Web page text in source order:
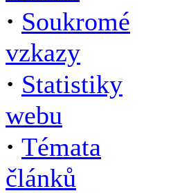
· Soukromé
vzkazy
· Statistiky
webu
· Témata
článků